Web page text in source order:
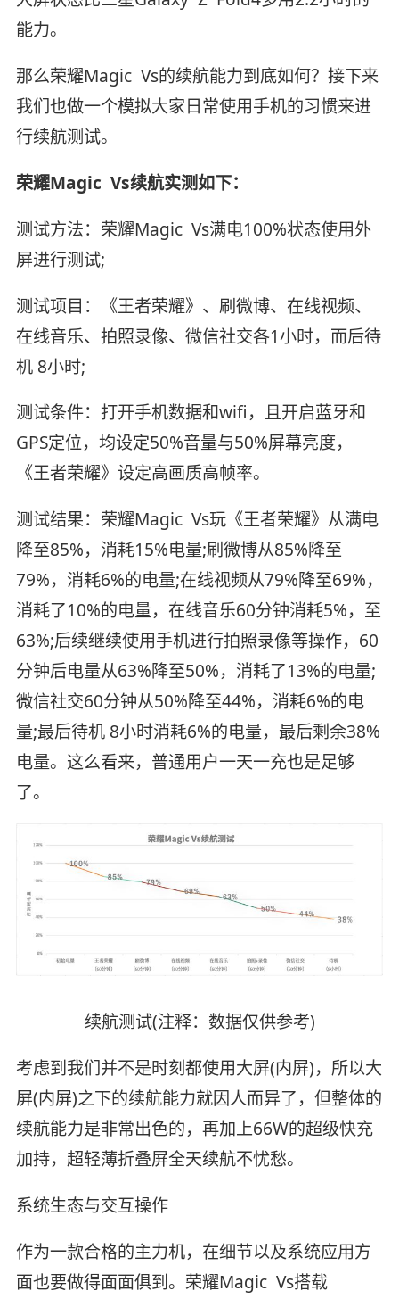
能力。
那么荣耀Magic Vs的续航能力到底如何？接下来
我们也做一个模拟大家日常使用手机的习惯来进
行续航测试。
荣耀Magic Vs续航实测如下：
测试方法：荣耀Magic Vs满电100%状态使用外
屏进行测试;
测试项目：《王者荣耀》、刷微博、在线视频、
在线音乐、拍照录像、微信社交各1小时，而后待
机 8小时;
测试条件：打开手机数据和wifi，且开启蓝牙和
GPS定位，均设定50%音量与50%屏幕亮度，
《王者荣耀》设定高画质高帧率。
测试结果：荣耀Magic Vs玩《王者荣耀》从满电
降至85%，消耗15%电量;刷微博从85%降至
79%，消耗6%的电量;在线视频从79%降至69%，
消耗了10%的电量，在线音乐60分钟消耗5%，至
63%;后续继续使用手机进行拍照录像等操作，60
分钟后电量从63%降至50%，消耗了13%的电量;
微信社交60分钟从50%降至44%，消耗6%的电
量;最后待机 8小时消耗6%的电量，最后剩余38%
电量。这么看来，普通用户一天一充也是足够
了。
续航测试(注释：数据仅供参考)
考虑到我们并不是时刻都使用大屏(内屏)，所以大
屏(内屏)之下的续航能力就因人而异了，但整体的
续航能力是非常出色的，再加上66W的超级快充
加持，超轻薄折叠屏全天续航不忧愁。
系统生态与交互操作
作为一款合格的主力机，在细节以及系统应用方
面也要做得面面俱到。荣耀Magic Vs搭载